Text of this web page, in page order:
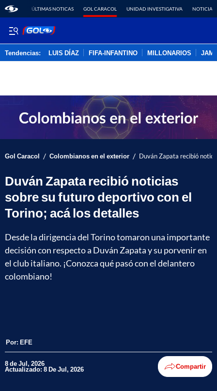
ÚLTIMAS NOTICAS GOL CARACOL UNIDAD INVESTIGATIVA NOTICIAS
Tendencias: LUIS DÍAZ FIFA-INFANTINO MILLONARIOS
Gol Caracol / Colombianos en el exterior / Duván Zapata recibió
Duván Zapata recibió noticias
sobre su futuro deportivo con el
Torino; acá los detalles
Desde la dirigencia del Torino tomaron una importante
decisión con respecto a Duván Zapata y su porvenir en
el club italiano. ¡Conozca qué pasó con el delantero
colombiano!
Por: EFE
8 de Jul, 2026
Actualizado: 8 De Jul, 2026 Compartir